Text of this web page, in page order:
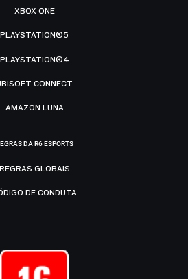
XBOX ONE
PLAYSTATION®5
PLAYSTATION®4
CONNECT
AMAZON LUNA
DA R6 ESPORTS
REGRAS GLOBAIS
DE CONDUTA